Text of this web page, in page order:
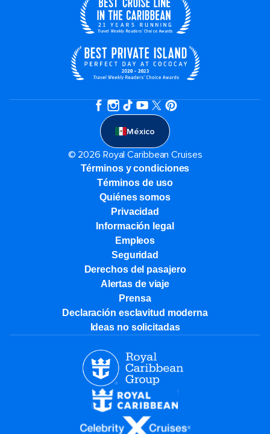
México
© 2026 Royal Caribbean Cruises
Términos y condiciones
Términos de uso
Quiénes somos
Privacidad
Información legal
Empleos
Seguridad
Derechos del pasajero
Alertas de viaje
Prensa
Declaración esclavitud moderna
Ideas no solicitadas